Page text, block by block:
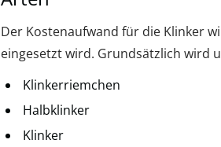
Der Kostenaufwand für die Klinker
eingesetzt wird. Grundsätzlich wird
Klinkerriemchen
Halbklinker
Klinker